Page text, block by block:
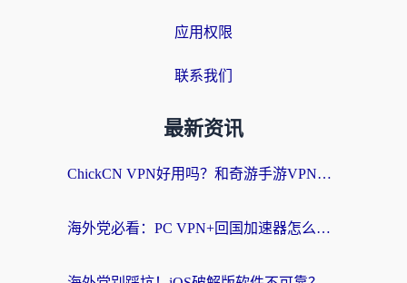
应用权限
联系我们
最新资讯
ChickCN VPN好用吗？和奇游手游VPN对比哪个回国效果更好？海外党亲测实用指南
海外党必看：PC VPN+回国加速器怎么选？无缝访问国内资源全攻略